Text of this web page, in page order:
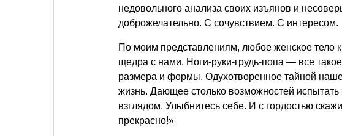
недовольного анализа своих изъянов и
доброжелательно. С сочувствием. С интересом.
По моим представлениям, любое женское тело
щедра с нами. Ноги-руки-грудь-попа — все
размера и формы. Одухотворенное тайной
жизнь. Дающее столько возможностей
взглядом. Улыбнитесь себе. И с гордостью
прекрасно!»